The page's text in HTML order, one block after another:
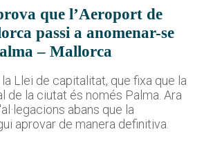
que l’Aeroport de
passi a anomenar-se
– Mallorca
Llei de capitalitat, que fixa que la
de la ciutat és només Palma. Ara
abans que la
aprovar de manera definitiva.